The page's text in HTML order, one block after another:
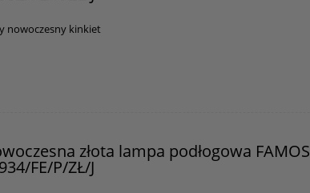
nowoczesny kinkiet
złota lampa podłogowa FAMOS
FE/P/ZŁ/J